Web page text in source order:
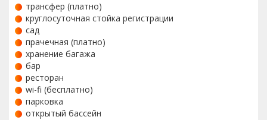
трансфер (платно)
круглосуточная стойка регистрации
сад
прачечная (платно)
хранение багажа
бар
ресторан
wi-fi (бесплатно)
парковка
открытый бассейн